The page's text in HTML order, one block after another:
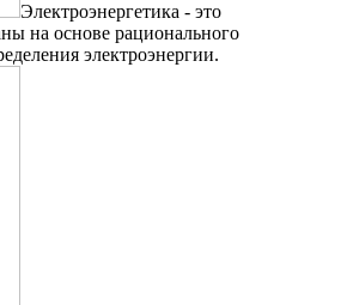
Электроэнергетика - это
на основе рационального
электроэнергии.